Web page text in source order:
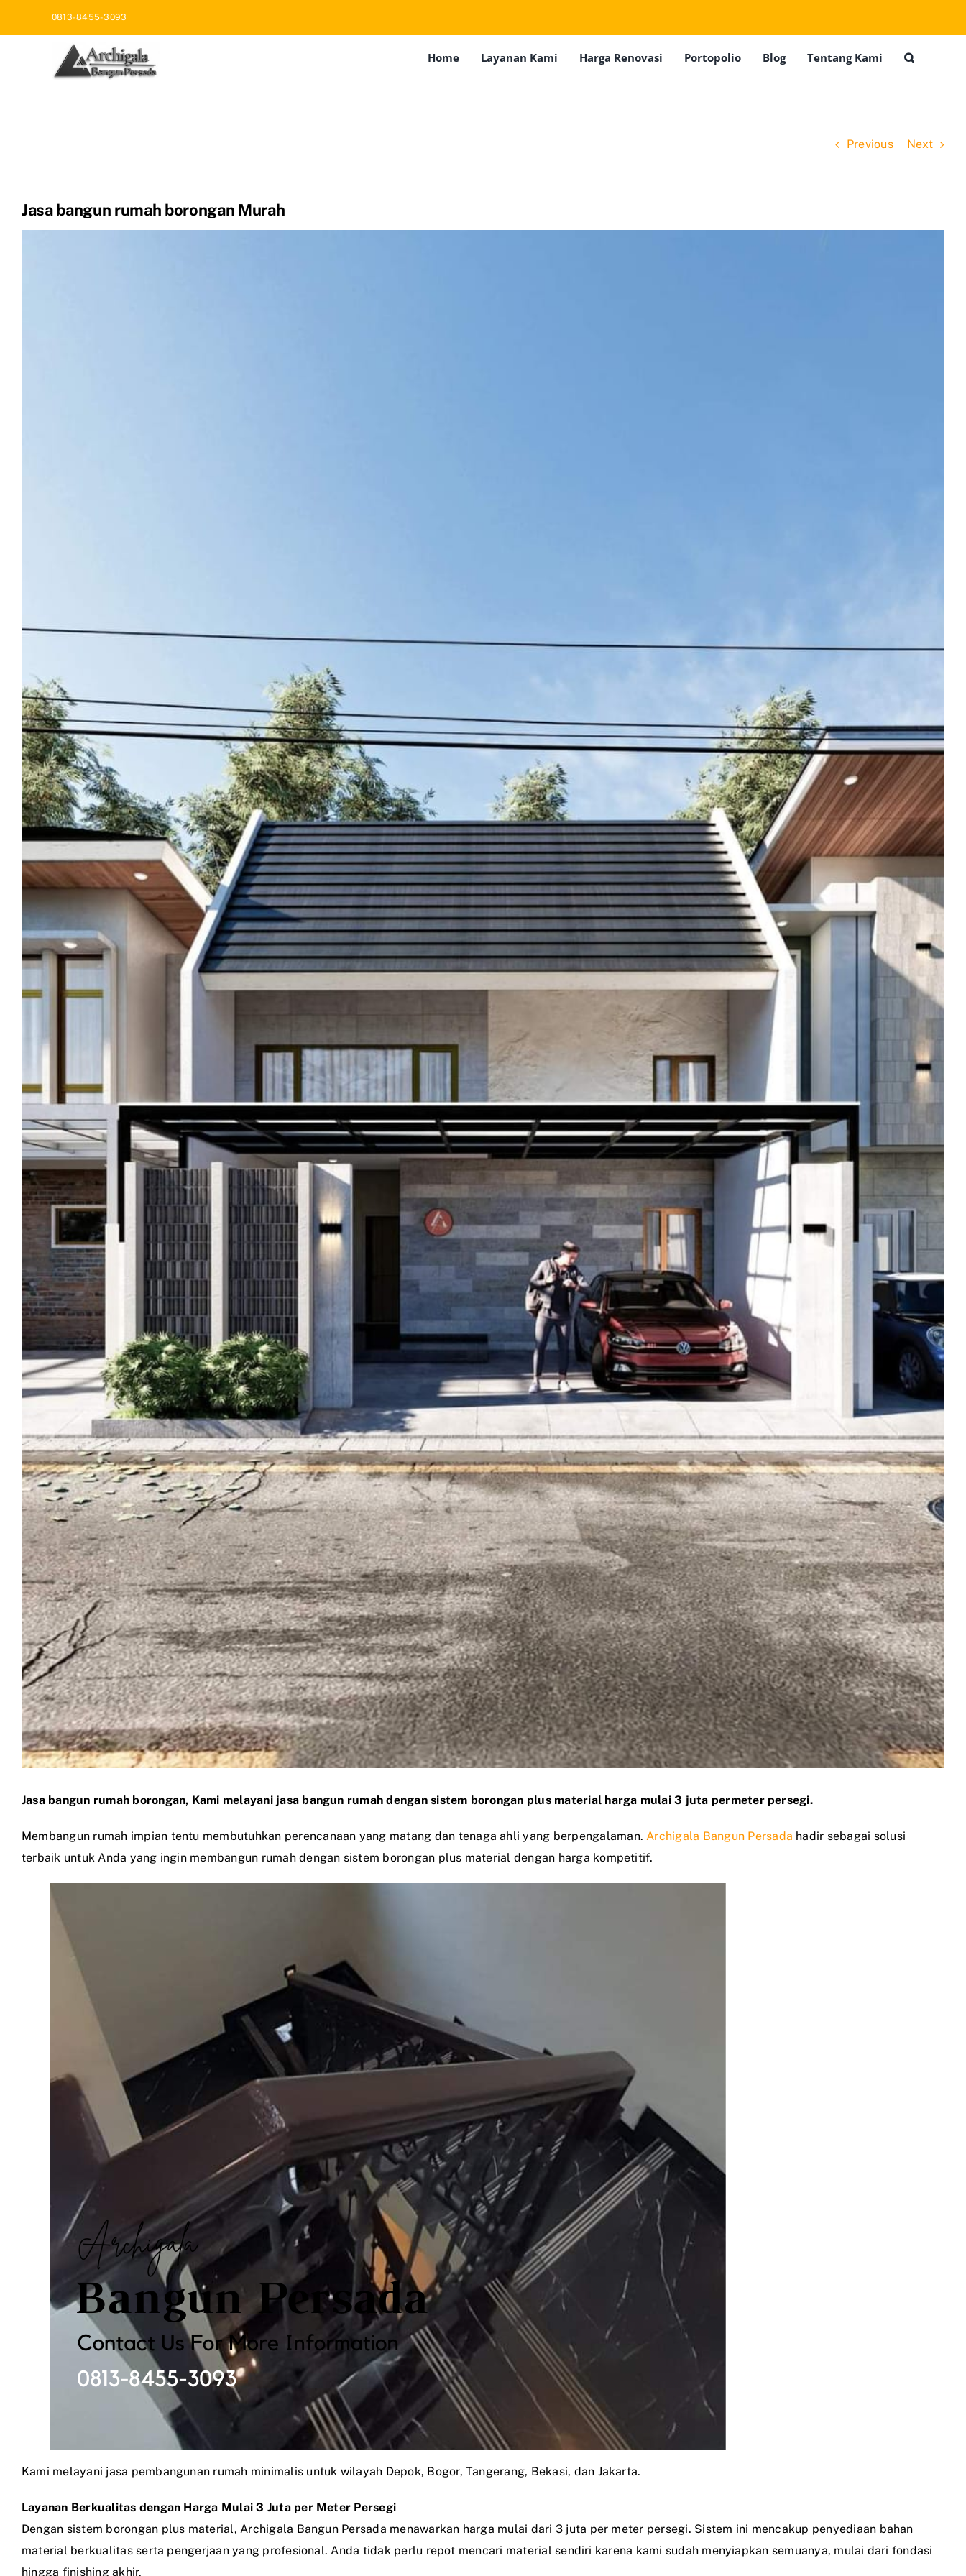
0813-8455-3093
Home Layanan Kami Harga Renovasi Portopolio Blog Tentang Kami
Previous Next
Jasa bangun rumah borongan Murah
Jasa bangun rumah borongan, Kami melayani jasa bangun rumah dengan sistem borongan plus material harga mulai 3 juta permeter persegi.
Membangun rumah impian tentu membutuhkan perencanaan yang matang dan tenaga ahli yang berpengalaman. Archigala Bangun Persada hadir sebagai solusi
terbaik untuk Anda yang ingin membangun rumah dengan sistem borongan plus material dengan harga kompetitif.
Kami melayani jasa pembangunan rumah minimalis untuk wilayah Depok, Bogor, Tangerang, Bekasi, dan Jakarta.
Layanan Berkualitas dengan Harga Mulai 3 Juta per Meter Persegi
Dengan sistem borongan plus material, Archigala Bangun Persada menawarkan harga mulai dari 3 juta per meter persegi. Sistem ini mencakup penyediaan bahan
material berkualitas serta pengerjaan yang profesional. Anda tidak perlu repot mencari material sendiri karena kami sudah menyiapkan semuanya, mulai dari fondasi
hingga finishing akhir.